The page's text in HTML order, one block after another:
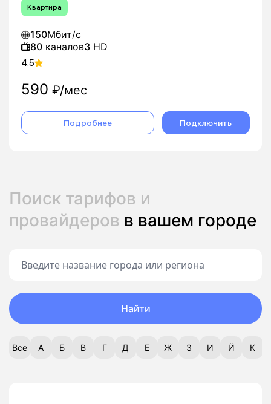
Квартира
150Мбит/с
80 каналов3 HD
4.5
590 ₽/мес
Подробнее Подключить
Поиск тарифов и
провайдеров в вашем городе
Найти
Все А Б В Г Д Е Ж З И Й К